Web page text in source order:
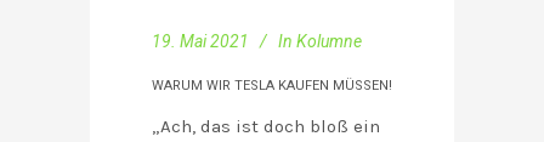
19. Mai 2021 In Kolumne
WARUM WIR TESLA KAUFEN MÜSSEN!
„Ach, das ist doch bloß ein